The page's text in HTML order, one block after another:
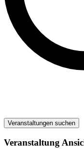
Veranstaltungen suchen
Veranstaltung